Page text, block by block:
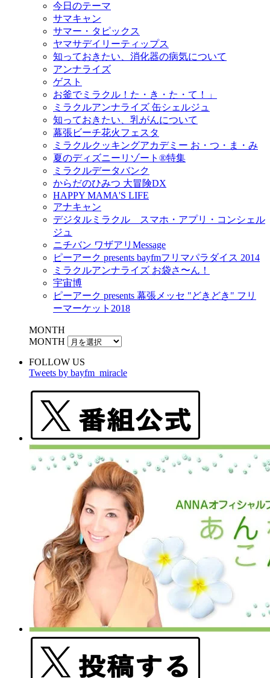
今日のテーマ
サマキャン
サマー・タピックス
ヤマサデイリーティップス
知っておきたい、消化器の病気について
アンナライズ
ゲスト
お釜でミラクル！た・き・た・て！」
ミラクルアンナライズ 缶シェルジュ
知っておきたい、乳がんについて
幕張ビーチ花火フェスタ
ミラクルクッキングアカデミー お・つ・ま・み
夏のディズニーリゾート®特集
ミラクルデータバンク
からだのひみつ 大冒険DX
HAPPY MAMA'S LIFE
アナキャン
デジタルミラクル スマホ・アプリ・コンシェル
ジュ
ニチバン ワザアリMessage
ピーアーク presents bayfmフリマパラダイス 2014
ミラクルアンナライズ お袋さ〜ん！
宇宙博
ピーアーク presents 幕張メッセ "どきどき" フリ
ーマーケット2018
MONTH
MONTH
FOLLOW US
Tweets by bayfm_miracle